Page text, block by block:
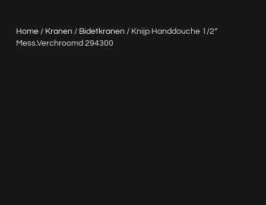
Home/ Kranen / Bidetkranen / Knijp Handdouche 1/2”
Mess.verchroomd 294300